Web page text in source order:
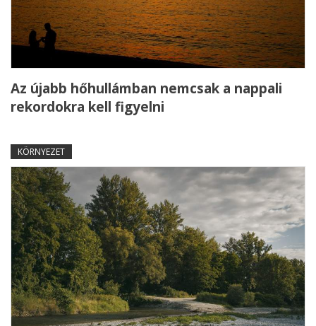
Az újabb hőhullámban nemcsak a nappali
rekordokra kell figyelni
KÖRNYEZET